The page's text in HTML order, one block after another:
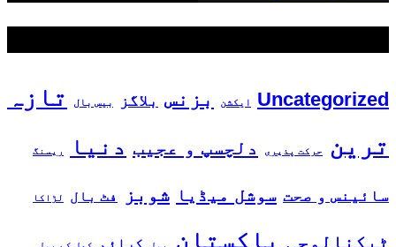
Uncategorized ایکشن بزنس بلاگز بیس بال
تازہ
ترین
حرکت پذیری دلچسپ و عجیب دنیا ریسنگ
سائینس و صحت سوشل میڈیا شوبز فٹ بال لڑاکا
ٹیکنالوجی پاکستان پول کرائم کھل کے بول